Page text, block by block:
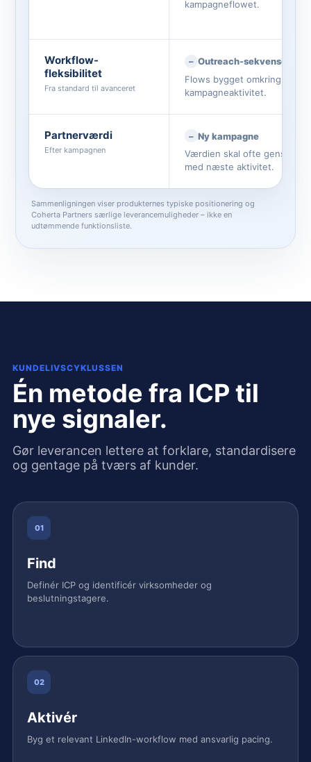
kampagneflowet.
Workflow-
fleksibilitet
Fra standard til avanceret
Outreach-sekvenser
Flows bygget omkring
kampagneaktivitet.
Partnerværdi
Efter kampagnen
Ny kampagne
Værdien skal ofte genstartes
med næste aktivitet.
Sammenligningen viser produkternes typiske positionering og
Coherta Partners særlige leverancemuligheder – ikke en
udtømmende funktionsliste.
KUNDELIVSCYKLUSSEN
Én metode fra ICP til
nye signaler.
Gør leverancen lettere at forklare, standardisere
og gentage på tværs af kunder.
01
Find
Definér ICP og identificér virksomheder og
beslutningstagere.
02
Aktivér
Byg et relevant LinkedIn-workflow med ansvarlig pacing.